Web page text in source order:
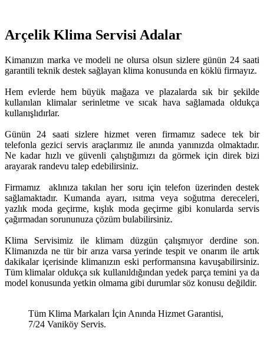
Arçelik Klima Servisi Adalar
Kimanızın marka ve modeli ne olursa olsun sizlere günün 24 saati
garantili teknik destek sağlayan klima konusunda en köklü firmayız.
Hem evlerde hem büyük mağaza ve plazalarda sık bir şekilde
kullanılan klimalar serinletme ve sıcak hava sağlamada oldukça
kullanışlıdırlar.
Günün 24 saati sizlere hizmet veren firmamız sadece tek bir
telefonla gezici servis araçlarımız ile anında yanınızda olmaktadır.
Ne kadar hızlı ve güvenli çalıştığımızı da görmek için direk bizi
arayarak randevu talep edebilirsiniz.
Firmamız aklınıza takılan her soru için telefon üzerinden destek
sağlamaktadır. Kumanda ayarı, ısıtma veya soğutma dereceleri,
yazlık moda geçirme, kışlık moda geçirme gibi konularda servis
çağırmadan sorununuza çözüm bulabilirsiniz.
Klima Servisimiz ile klimam düzgün çalışmıyor derdine son.
Klimanızda ne tür bir arıza varsa yerinde tespit ve onarım ile artık
dakikalar içerisinde klimanızın eski performansına kavuşabilirsiniz.
Tüm klimalar oldukça sık kullanıldığından yedek parça temini ya da
model konusunda yetkin olmama gibi durumlar söz konusu değildir.
Tüm Klima Markaları İçin Anında Hizmet Garantisi,
7/24 Vaniköy Servis.